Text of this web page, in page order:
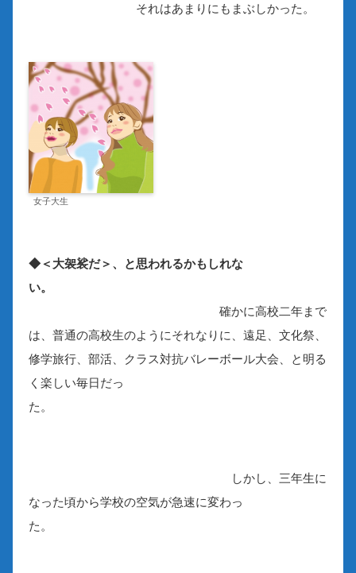
それはあまりにもまぶしかった。
女子大生
◆＜大袈裟だ＞、と思われるかもしれな
い。
確かに高校二年まで
は、普通の高校生のようにそれなりに、遠足、文化祭、
修学旅行、部活、クラス対抗バレーボール大会、と明る
く楽しい毎日だっ
た。
しかし、三年生に
なった頃から学校の空気が急速に変わっ
た。